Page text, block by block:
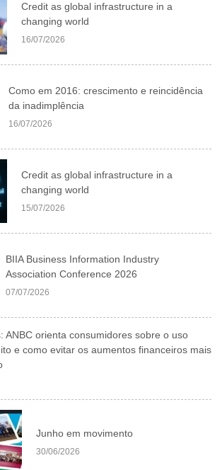
Credit as global infrastructure in a
changing world
16/07/2026
Como em 2016: crescimento e reincidência
da inadimplência
16/07/2026
Credit as global infrastructure in a
changing world
15/07/2026
BIIA Business Information Industry
Association Conference 2026
07/07/2026
ANBC orienta consumidores sobre o uso
e como evitar os aumentos financeiros mais
Junho em movimento
30/06/2026